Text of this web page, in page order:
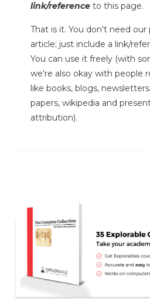
link/reference to this page.
That is it. You don't need
article; just include a link/
You can use it freely (with
we're also okay with people
like books, blogs,
papers, wikipedia and
attribution).